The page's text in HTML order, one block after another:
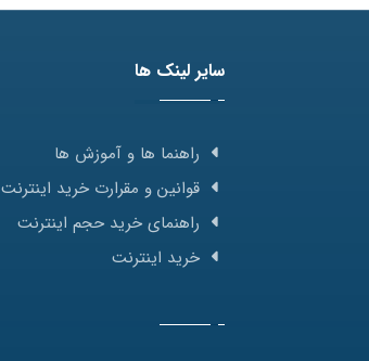
سایر لینک ها
راهنما ها و آموزش ها
قوانین و مقرارت خرید اینترنت
راهنمای خرید حجم اینترنت
خرید اینترنت